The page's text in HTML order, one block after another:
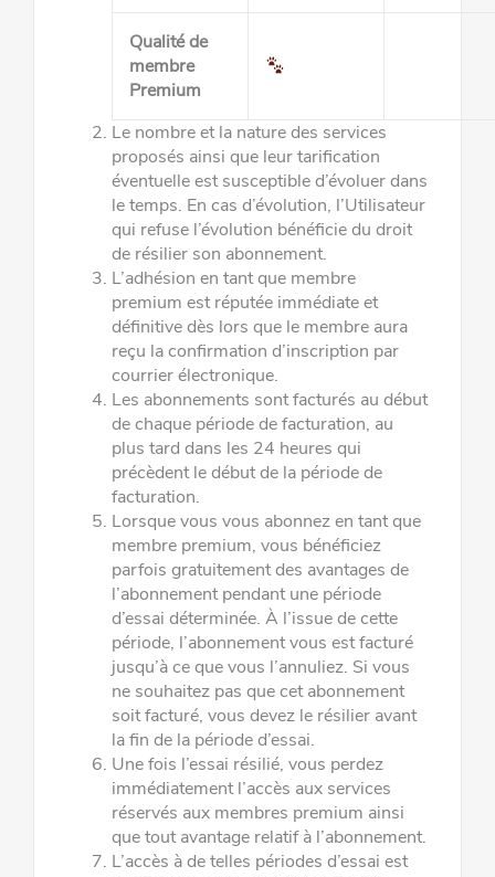
Qualité de
membre
Premium
Le nombre et la nature des services
proposés ainsi que leur tarification
éventuelle est susceptible d’évoluer dans
le temps. En cas d’évolution, l’Utilisateur
qui refuse l’évolution bénéficie du droit
de résilier son abonnement.
L’adhésion en tant que membre
premium est réputée immédiate et
définitive dès lors que le membre aura
reçu la confirmation d’inscription par
courrier électronique.
Les abonnements sont facturés au début
de chaque période de facturation, au
plus tard dans les 24 heures qui
précèdent ledébut de la période de
facturation.
Lorsque vous vous abonnez en tant que
membre premium, vous bénéficiez
parfois gratuitement des avantages de
l’abonnementpendant une période
d’essai déterminée. À l’issue de cette
période, l’abonnement vous est facturé
jusqu’à ce que vous l’annuliez. Si vous
ne souhaitez pas que cet abonnement
soit facturé, vous devez le résilier avant
la fin de la période d’essai.
Une fois l’essai résilié, vous perdez
immédiatement l’accès aux services
réservés aux membres premium ainsi
que tout avantage relatif à l’abonnement.
L’accès à de telles périodes d’essai est